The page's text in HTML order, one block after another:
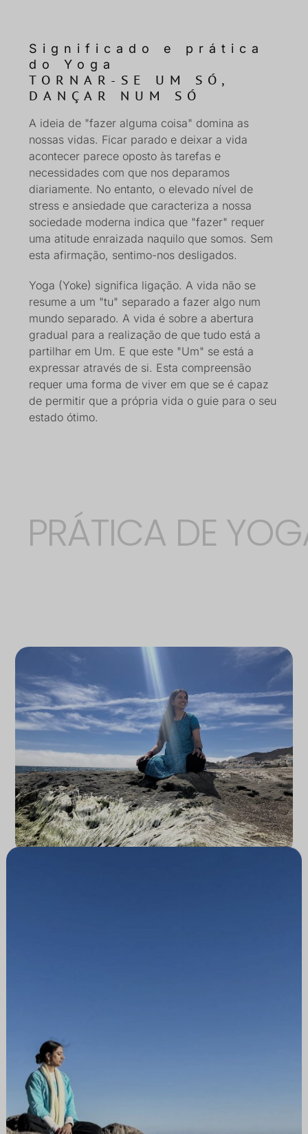
Significado e prática
do Yoga
TORNAR-SE UM SÓ,
DANÇAR NUM SÓ
A ideia de "fazer alguma coisa" domina as
nossas vidas. Ficar parado e deixar a vida
acontecer parece oposto às tarefas e
necessidades com que nos deparamos
diariamente. No entanto, o elevado nível de
stress e ansiedade que caracteriza a nossa
sociedade moderna indica que "fazer" requer
uma atitude enraizada naquilo que somos. Sem
esta afirmação, sentimo-nos desligados.
Yoga (Yoke) significa ligação. A vida não se
resume a um "tu" separado a fazer algo num
mundo separado. A vida é sobre a abertura
gradual para a realização de que tudo está a
partilhar em Um. E que este "Um" se está a
expressar através de si. Esta compreensão
requer uma forma de viver em que se é capaz
de permitir que a própria vida o guie para o seu
estado ótimo.
PRÁTICA DE